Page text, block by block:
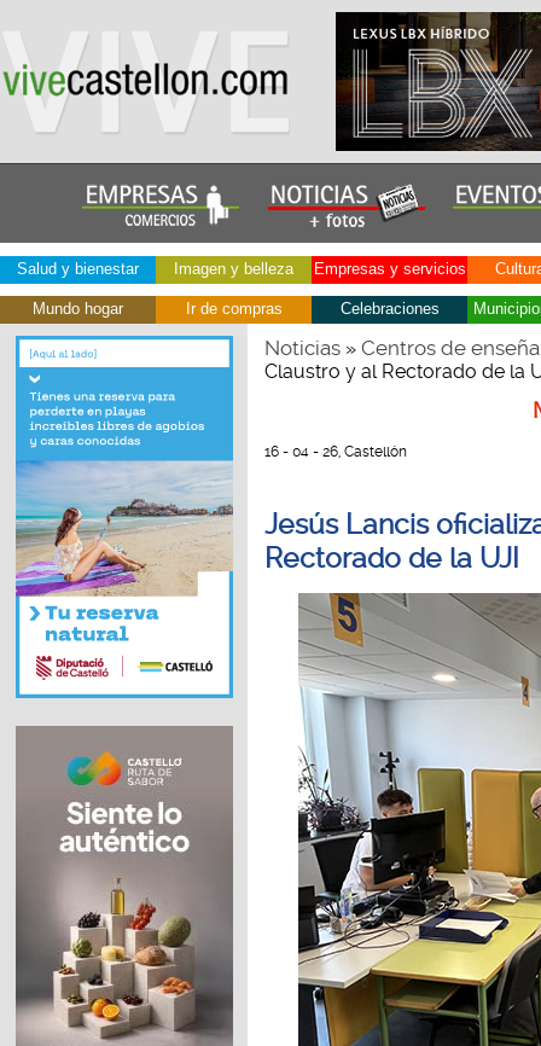
Salud y bienestar Imagen y belleza Empresas y servicios
Mundo hogar Ir de compras Celebraciones
Noticias» Centros de
Claustro y al Rectorado de la
16 - 04 - 26, Castellón
Jesús Lancis
Rectorado de la UJI